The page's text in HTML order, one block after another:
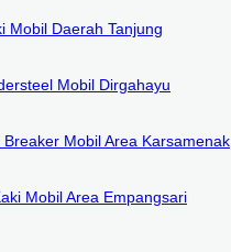
Mobil Daerah Tanjung
Mobil Dirgahayu
Mobil Area Karsamenak
Mobil Area Empangsari